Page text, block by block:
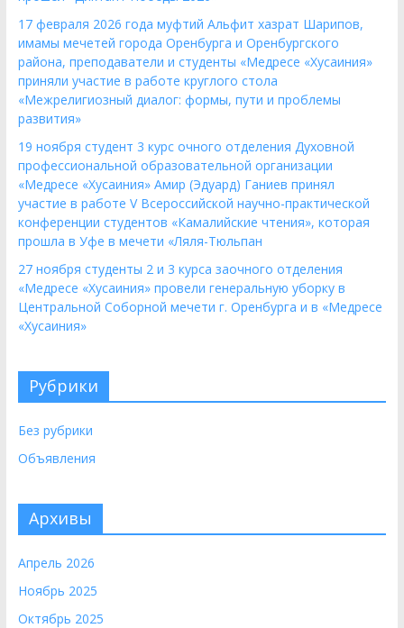
17 февраля 2026 года муфтий Альфит хазрат Шарипов,
имамы мечетей города Оренбурга и Оренбургского
района, преподаватели и студенты «Медресе «Хусаиния»
приняли участие в работе круглого стола
«Межрелигиозный диалог: формы, пути и проблемы
развития»
19 ноября студент 3 курс очного отделения Духовной
профессиональной образовательной организации
«Медресе «Хусаиния» Амир (Эдуард) Ганиев принял
участие в работе V Всероссийской научно-практической
конференции студентов «Камалийские чтения», которая
прошла в Уфе в мечети «Ляля-Тюльпан
27 ноября студенты 2 и 3 курса заочного отделения
«Медресе «Хусаиния» провели генеральную уборку в
Центральной Соборной мечети г. Оренбурга и в «Медресе
«Хусаиния»
Рубрики
Без рубрики
Объявления
Архивы
Апрель 2026
Ноябрь 2025
Октябрь 2025